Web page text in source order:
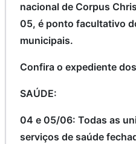
nacional de Corpus
05, é ponto facultativo
municipais.
Confira o expediente
SAÚDE:
04 e 05/06: Todas as
serviços de saúde